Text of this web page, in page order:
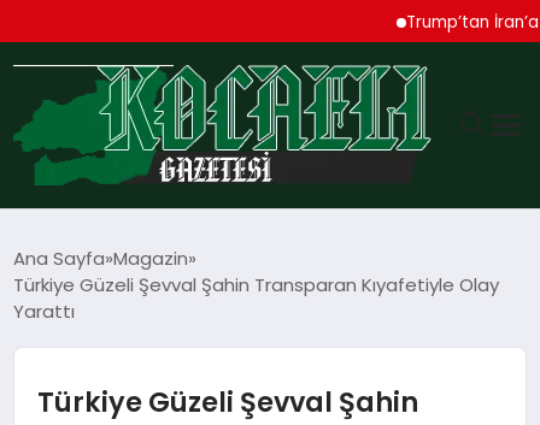
Trump’tan İran’a
TEKNOLOJI
Ana Sayfa Magazin
Türkiye Güzeli Şevval Şahin Transparan Kıyafetiyle Olay
Yarattı
Türkiye Güzeli Şevval Şahin